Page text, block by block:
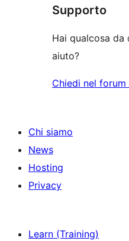
stelle
1-
Supporto
Hai qualcosa da
aiuto?
Chiedi nel
Chi siamo
News
Hosting
Privacy
Learn (Training)